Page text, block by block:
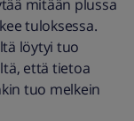
mitään plussa
tuloksessa.
löytyi tuo
että tietoa
tuo melkein